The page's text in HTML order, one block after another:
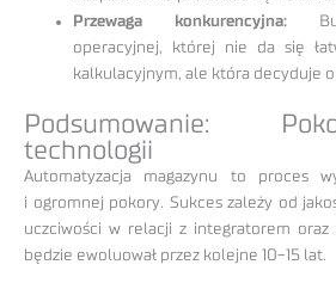
Przewaga konkurencyjna:
operacyjnej, której nie da się
kalkulacyjnym, ale która decyduje
Podsumowanie:
technologii
Automatyzacja magazynu to proces
i ogromnej pokory. Sukces zależy od
uczciwości w relacji z integratorem oraz
będzie ewoluował przez kolejne 10-15 lat.